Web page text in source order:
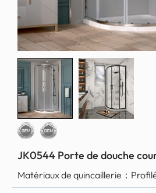
JK0544 Porte de douche
Matériaux de quincaillerie：